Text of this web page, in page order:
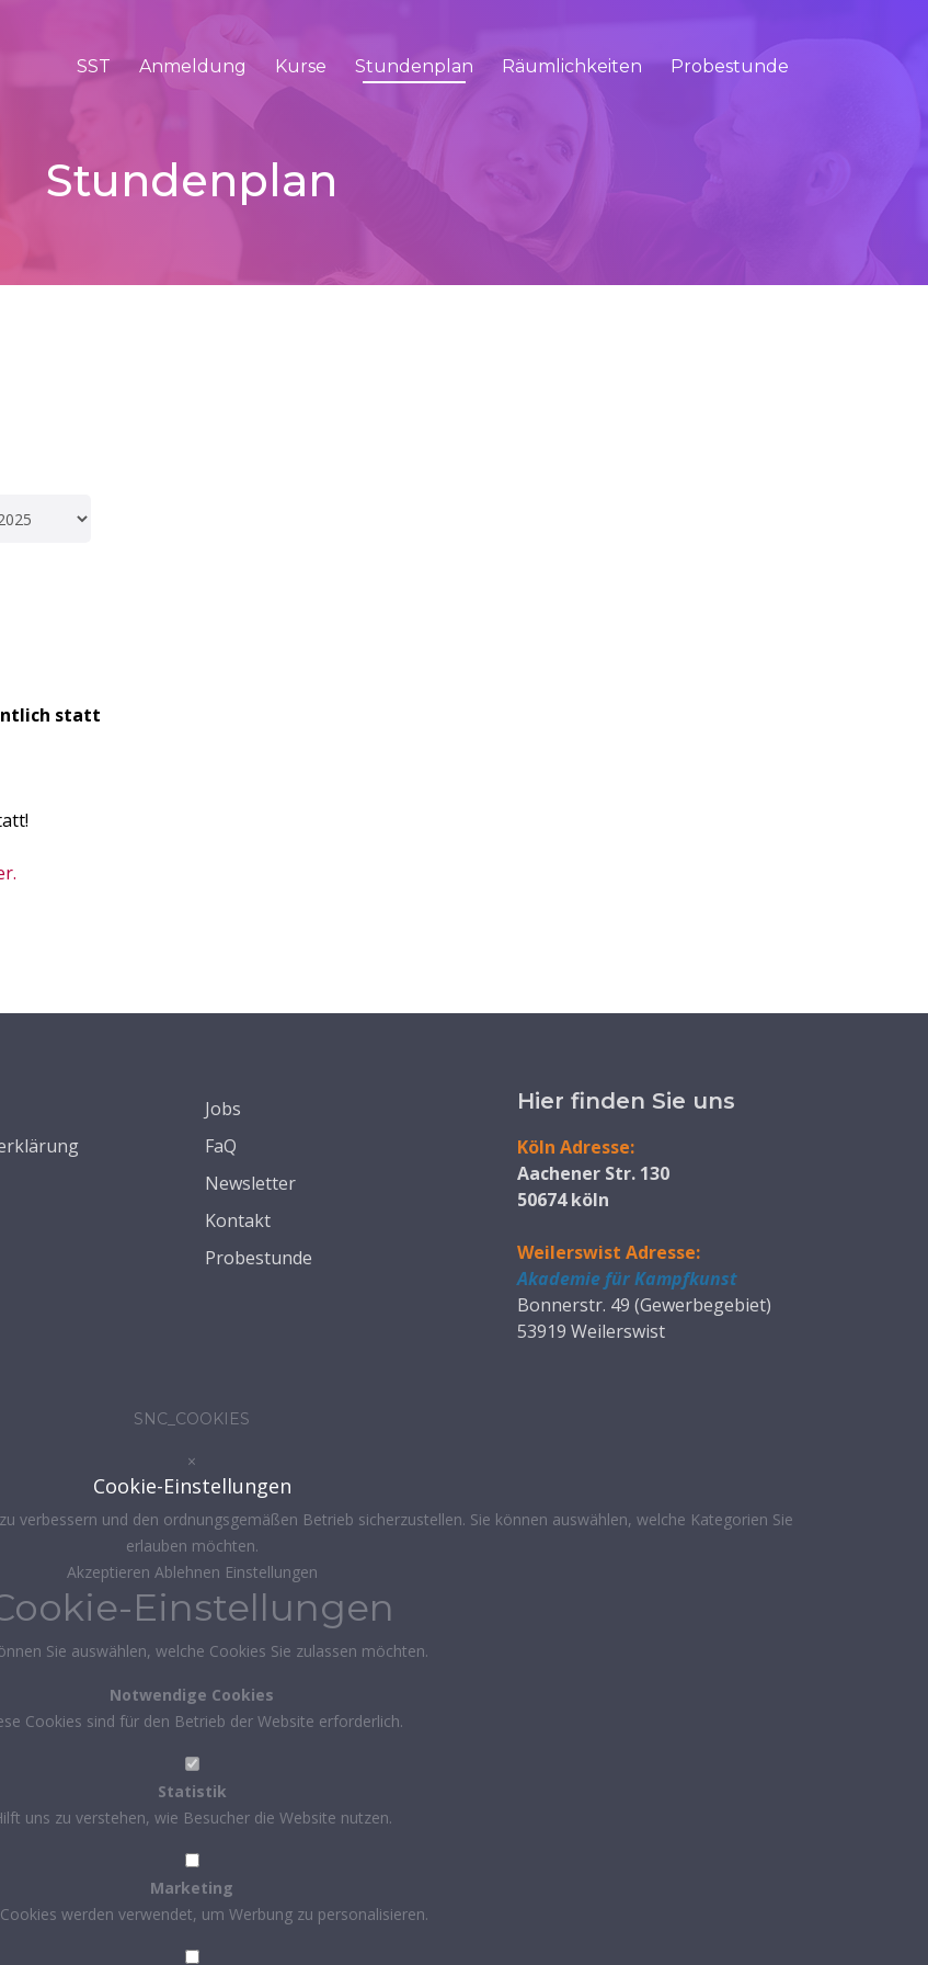
SST Anmeldung Kurse Stundenplan Räumlichkeiten Probestunde
Stundenplan
statt
Jobs
FaQ
Newsletter
Kontakt
Probestunde
Hier finden Sie uns
Köln Adresse:
Aachener Str. 130
50674 köln
Weilerswist Adresse:
Akademie für Kampfkunst
Bonnerstr. 49 (Gewerbegebiet)
53919 Weilerswist
SNC_COOKIES
×
Cookie-Einstellungen
verbessern und den ordnungsgemäßen Betrieb sicherzustellen. Sie können auswählen, welche Kategorien Sie
erlauben möchten.
Akzeptieren Ablehnen Einstellungen
Einstellungen
Sie auswählen, welche Cookies Sie zulassen möchten.
Notwendige Cookies
Cookies sind für den Betrieb der Website erforderlich.
Statistik
uns zu verstehen, wie Besucher die Website nutzen.
Marketing
werden verwendet, um Werbung zu personalisieren.